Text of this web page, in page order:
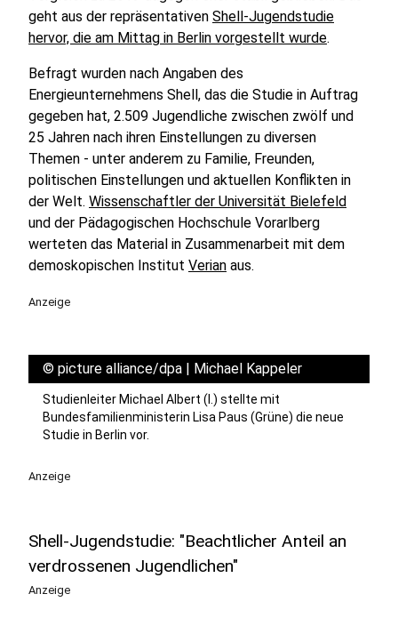
geht aus der repräsentativen Shell-Jugendstudie
hervor, die am Mittag in Berlin vorgestellt wurde.
Befragt wurden nach Angaben des
Energieunternehmens Shell, das die Studie in Auftrag
gegeben hat, 2.509 Jugendliche zwischen zwölf und
25 Jahren nach ihren Einstellungen zu diversen
Themen - unter anderem zu Familie, Freunden,
politischen Einstellungen und aktuellen Konflikten in
der Welt. Wissenschaftler der Universität Bielefeld
und der Pädagogischen Hochschule Vorarlberg
werteten das Material in Zusammenarbeit mit dem
demoskopischen Institut Verian aus.
Anzeige
© picture alliance/dpa | Michael Kappeler
Studienleiter Michael Albert (l.) stellte mit
Bundesfamilienministerin Lisa Paus (Grüne) die neue
Studie in Berlin vor.
Anzeige
Shell-Jugendstudie: "Beachtlicher Anteil an
verdrossenen Jugendlichen"
Anzeige